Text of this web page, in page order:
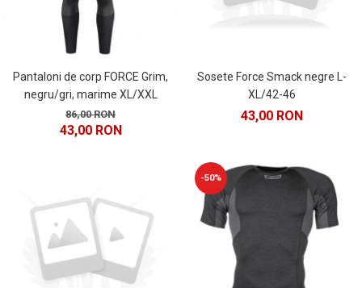
Pantaloni de corp FORCE Grim,
negru/gri, marime XL/XXL
86,00 RON
43,00 RON
Sosete Force Smack negre L-
XL/42-46
43,00 RON
-50%